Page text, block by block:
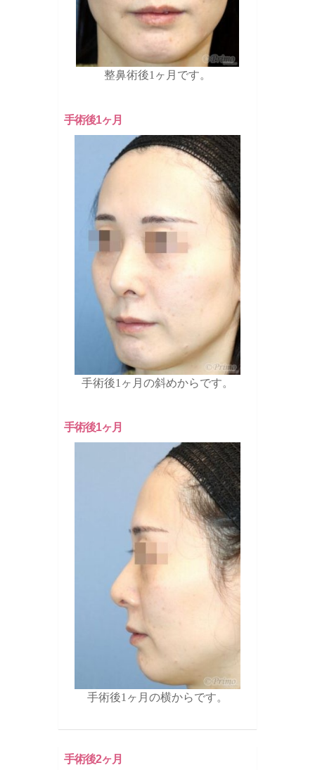
整鼻術後1ヶ月です。
手術後1ヶ月
手術後1ヶ月の斜めからです。
手術後1ヶ月
手術後1ヶ月の横からです。
手術後2ヶ月